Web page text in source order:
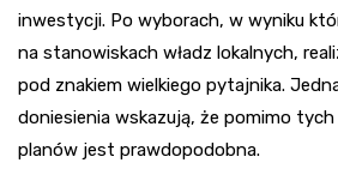
inwestycji. Po wyborach, w wyniku
na stanowiskach władz lokalnych,
pod znakiem wielkiego pytajnika.
doniesienia wskazują, że pomimo
planów jest prawdopodobna.